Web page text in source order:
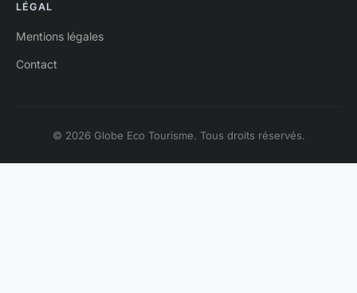
LÉGAL
Mentions légales
Contact
© 2026 Globe Eco Tourisme. Tous droits réservés.